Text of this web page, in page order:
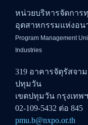
หน่วยบริหารจัดการ
อุตสาหกรรมแห่งอน
Program Management
Industries
319 อาคารจัตุรัสจา
ปทุมวัน
เขตปทุมวัน กรุงเทพฯ
02-109-5432 ต่อ 845
pmu.b@nxpo.or.th